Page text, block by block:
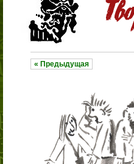
« Предыдущая